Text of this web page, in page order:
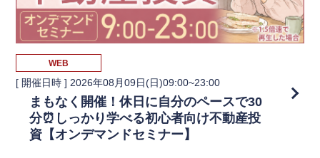
WEB
[ 開催日時 ] 2026年08月09日(日)09:00~23:00
まもなく開催！休日に自分のペースで30
分⏰しっかり学べる初心者向け不動産投
資【オンデマンドセミナー】